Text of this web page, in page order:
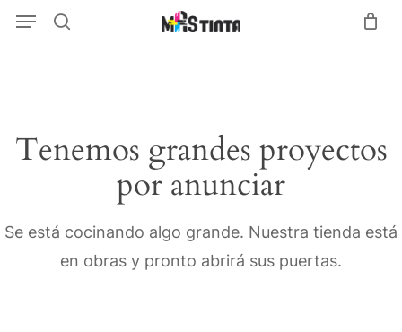
SkipMenu
Tenemos grandes proyectos
por anunciar
Se está cocinando algo grande. Nuestra tienda está
en obras y pronto abrirá sus puertas.
Menu